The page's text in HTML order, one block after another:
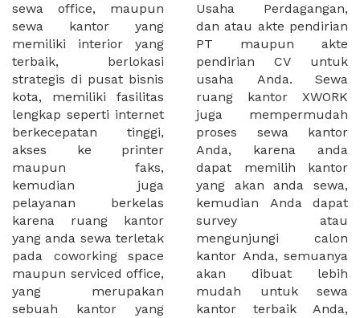
sewa office, maupun
sewa kantor yang
memiliki interior yang
terbaik, berlokasi
strategis di pusat bisnis
kota, memiliki fasilitas
lengkap seperti internet
berkecepatan tinggi,
akses ke printer
maupun faks,
kemudian juga
pelayanan berkelas
karena ruang kantor
yang anda sewa terletak
pada coworking space
maupun serviced office,
yang merupakan
sebuah kantor yang
Usaha Perdagangan,
dan atau akte pendirian
PT maupun akte
pendirian CV untuk
usaha Anda. Sewa
ruang kantor XWORK
juga mempermudah
proses sewa kantor
Anda, karena anda
dapat memilih kantor
yang akan anda sewa,
kemudian Anda dapat
survey atau
mengunjungi calon
kantor Anda, semuanya
akan dibuat lebih
mudah untuk sewa
kantor terbaik Anda,